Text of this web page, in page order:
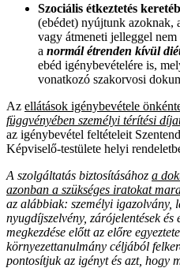
Szociális étkeztetés
(ebédet) nyújtunk azoknak,
vagy átmeneti jelleggel
a normál étrenden kívül
ebéd igénybevételére is,
vonatkozó szakorvosi
Az ellátások igénybevétele
függvényében személyi térítési
az igénybevétel feltételeit
Képviselő-testülete helyi
A szolgáltatás biztosításához a
azonban a szükséges iratokat
az alábbiak: személyi igazolvány,
nyugdíjszelvény, zárójelentések
megkezdése előtt az előre
környezettanulmány céljából
pontosítjuk az igényt és azt, hogy